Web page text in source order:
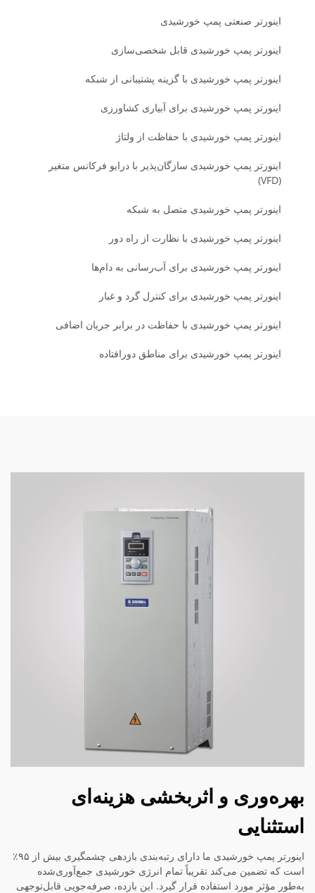
اینورتر صنعتی پمپ خورشیدی
اینورتر پمپ خورشیدی قابل شخصی‌سازی
اینورتر پمپ خورشیدی با گزینه پشتیبانی از شبکه
اینورتر پمپ خورشیدی برای آبیاری کشاورزی
اینورتر پمپ خورشیدی با حفاظت از ولتاژ
اینورتر پمپ خورشیدی سازگان‌پذیر با درایو فرکانس متغیر
(VFD)
اینورتر پمپ خورشیدی متصل به شبکه
اینورتر پمپ خورشیدی با نظارت از راه دور
اینورتر پمپ خورشیدی برای آب‌رسانی به دام‌ها
اینورتر پمپ خورشیدی برای کنترل گرد و غبار
اینورتر پمپ خورشیدی با حفاظت در برابر جریان اضافی
اینورتر پمپ خورشیدی برای مناطق دورافتاده
بهره‌وری و اثربخشی هزینه‌ای
استثنایی
اینورتر پمپ خورشیدی ما دارای رتبه‌بندی بازدهی چشمگیری بیش از ۹۵٪
است که تضمین می‌کند تقریباً تمام انرژی خورشیدی جمع‌آوری‌شده
به‌طور مؤثر مورد استفاده قرار گیرد. این بازده، صرفه‌جویی قابل‌توجهی